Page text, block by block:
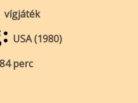
vígjáték
USA (1980)
84 perc